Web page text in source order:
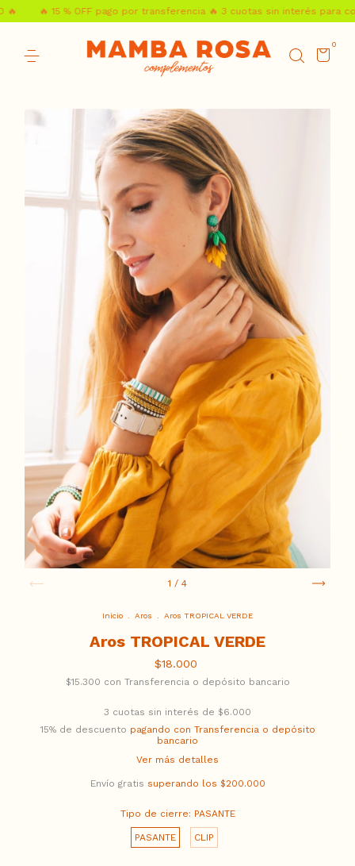
🔥 15 % OFF pago por transferencia 🔥 3 cuotas sin interés para
0
1 / 4
Inicio Aros Aros TROPICAL VERDE
Aros TROPICAL VERDE
$18.000
$15.300 con Transferencia o depósito bancario
3 cuotas sin interés de $6.000
15% de descuento pagando con Transferencia o depósito
bancario
Ver más detalles
Envío gratis superando los $200.000
Tipo de cierre: PASANTE
PASANTE CLIP